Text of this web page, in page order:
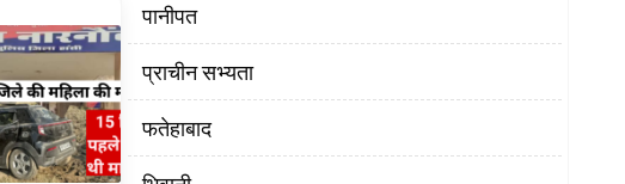
पानीपत
प्राचीन सभ्यता
फतेहाबाद